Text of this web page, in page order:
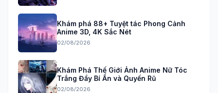
Khám phá 88+ Tuyệt tác Phong Cảnh
Anime 3D, 4K Sắc Nét
02/08/2026
Khám Phá Thế Giới Ảnh Anime Nữ Tóc
Trắng Đầy Bí Ẩn và Quyến Rũ
02/08/2026